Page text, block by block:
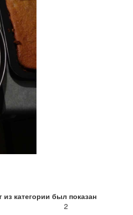
из категории был показан
2